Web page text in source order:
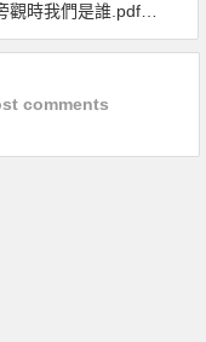
電子書下載（克裏斯蒂安·魯德爾 著）：大數據下的人類真實面目
comments